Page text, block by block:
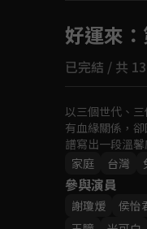
好運來
已完結 / 共
以三個世代、
有血緣關係，
譜寫出一段溫
家庭
台灣
參與演員
謝瓊煖 侯怡